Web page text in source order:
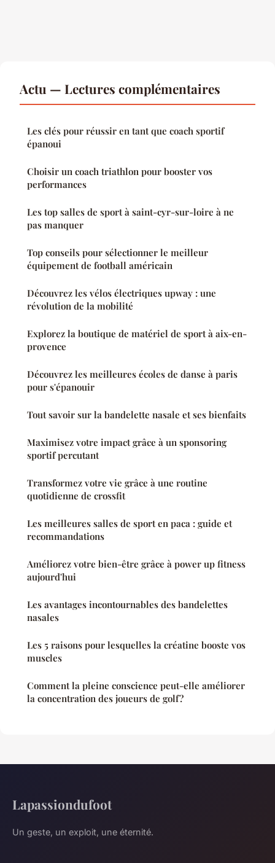
Actu — Lectures complémentaires
Les clés pour réussir en tant que coach sportif
épanoui
Choisir un coach triathlon pour booster vos
performances
Les top salles de sport à saint-cyr-sur-loire à ne
pas manquer
Top conseils pour sélectionner le meilleur
équipement de football américain
Découvrez les vélos électriques upway : une
révolution de la mobilité
Explorez la boutique de matériel de sport à aix-en-
provence
Découvrez les meilleures écoles de danse à paris
pour s'épanouir
Tout savoir sur la bandelette nasale et ses bienfaits
Maximisez votre impact grâce à un sponsoring
sportif percutant
Transformez votre vie grâce à une routine
quotidienne de crossfit
Les meilleures salles de sport en paca : guide et
recommandations
Améliorez votre bien-être grâce à power up fitness
aujourd'hui
Les avantages incontournables des bandelettes
nasales
Les 5 raisons pour lesquelles la créatine booste vos
muscles
Comment la pleine conscience peut-elle améliorer
la concentration des joueurs de golf?
Lapassiondufoot
Un geste, un exploit, une éternité.